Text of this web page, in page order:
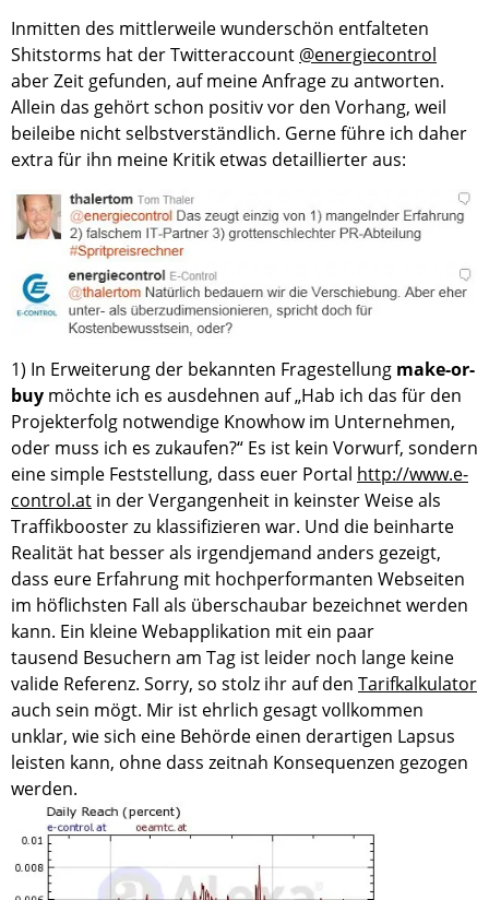
Inmitten des mittlerweile wunderschön entfalteten
Shitstorms hat der Twitteraccount @energiecontrol
aber Zeit gefunden, auf meine Anfrage zu antworten.
Allein das gehört schon positiv vor den Vorhang, weil
beileibe nicht selbstverständlich. Gerne führe ich daher
extra für ihn meine Kritik etwas detaillierter aus:
1) In Erweiterung der bekannten Fragestellung make-or-
buy möchte ich es ausdehnen auf „Hab ich das für den
Projekterfolg notwendige Knowhow im Unternehmen,
oder muss ich es zukaufen?“ Es ist kein Vorwurf, sondern
eine simple Feststellung, dass euer Portal http://www.e-
control.at in der Vergangenheit in keinster Weise als
Traffikbooster zu klassifizieren war. Und die beinharte
Realität hat besser als irgendjemand anders gezeigt,
dass eure Erfahrung mit hochperformanten Webseiten
im höflichsten Fall als überschaubar bezeichnet werden
kann. Ein kleine Webapplikation mit ein paar
tausend Besuchern am Tag ist leider noch lange keine
valide Referenz. Sorry, so stolz ihr auf den Tarifkalkulator
auch sein mögt. Mir ist ehrlich gesagt vollkommen
unklar, wie sich eine Behörde einen derartigen Lapsus
leisten kann, ohne dass zeitnah Konsequenzen gezogen
werden.